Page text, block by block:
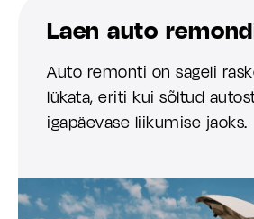
Laen auto
Auto remonti on sageli
lükata, eriti kui sõltud
igapäevase liikumise jaoks.